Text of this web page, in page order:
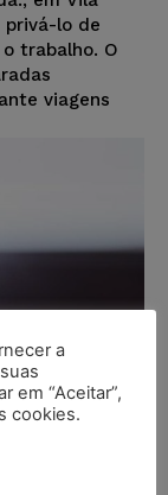
privá-lo de
trabalho. O
viagens
a
em “Aceitar”,
cookies.